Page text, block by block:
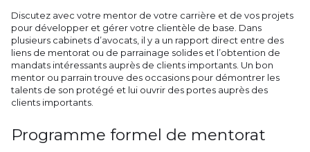
Discutez avec votre mentor de votre carrière et de vos projets
pour développer et gérer votre clientèle de base. Dans
plusieurs cabinets d’avocats, il y a un rapport direct entre des
liens de mentorat ou de parrainage solides et l’obtention de
mandats intéressants auprès de clients importants. Un bon
mentor ou parrain trouve des occasions pour démontrer les
talents de son protégé et lui ouvrir des portes auprès des
clients importants.
Programme formel de mentorat